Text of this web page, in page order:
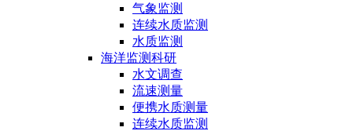
气象监测
连续水质监测
水质监测
海洋监测科研
水文调查
流速测量
便携水质测量
连续水质监测